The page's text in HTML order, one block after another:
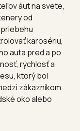
áut na svete,
od
karosériu,
auta pred a po
rýchlosť a
ktorý bol
zákazníkom
oko alebo